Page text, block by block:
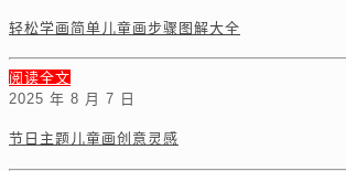
轻松学画简单儿童画步骤图解大全
阅读全文
2025 年 8 月 7 日
节日主题儿童画创意灵感